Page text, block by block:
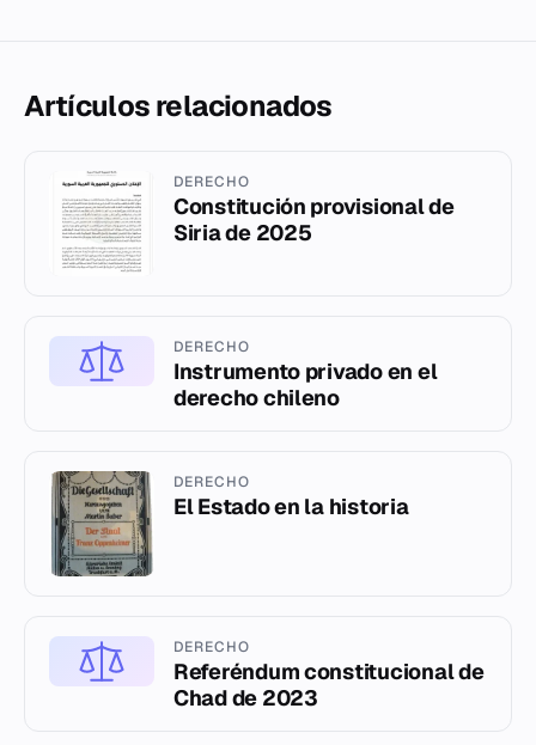
Artículos relacionados
DERECHO
Constitución provisional de
Siria de 2025
DERECHO
Instrumento privado en el
derecho chileno
DERECHO
El Estado en la historia
DERECHO
Referéndum constitucional de
Chad de 2023